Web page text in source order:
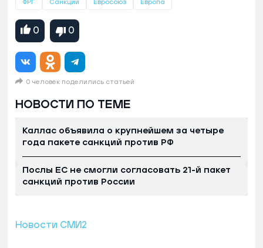
ФРГ Санкции Евросоюз Европа
0 0
0 человек поделились статьей
НОВОСТИ ПО ТЕМЕ
Каллас объявила о крупнейшем за четыре
года пакете санкций против РФ
Послы ЕС не смогли согласовать 21-й пакет
санкций против России
Новости СМИ2